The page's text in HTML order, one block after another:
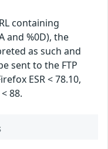
containing
and %0D), the
as such and
sent to the FTP
ESR < 78.10,
88.